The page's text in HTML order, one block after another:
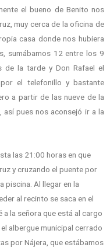
el bueno de Benito nos
muy cerca de la oficina de
casa donde nos hubiera
sumábamos 12 entre los 9
de la tarde y Don Rafael el
el telefonillo y bastante
a partir de las nueve de la
así pues nos aconsejó ir a la
las 21:00 horas en que
y cruzando el puente por
piscina. Al llegar en la
al recinto se saca en el
la señora que está al cargo
albergue municipal cerrado
por Nájera, que estábamos